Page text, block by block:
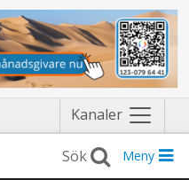
Kanaler Näytä
valikko
Meny